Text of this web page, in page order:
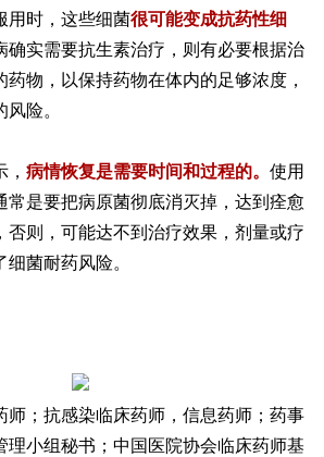
用时，这些细菌很可能变成抗药性细
确实需要抗生素治疗，则有必要根据治
物，以保持药物在体内的足够浓度，
险。
病情恢复是需要时间和过程的。 使用
常是要把病原菌彻底消灭掉，达到痊愈
否则，可能达不到治疗效果，剂量或疗
菌耐药风险。
师；抗感染临床药师，信息药师；药事
理小组秘书；中国医院协会临床药师基